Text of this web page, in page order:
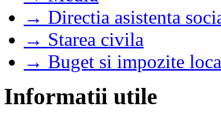
→ Directia asistenta
→ Starea civila
→ Buget si impozite
Informatii utile